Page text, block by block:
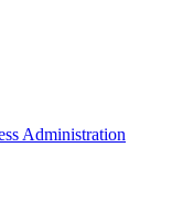
Administration